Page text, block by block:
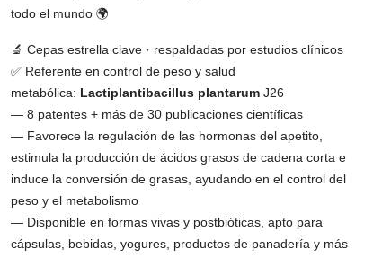
todo el mundo 🌍
🔬 Cepas estrella clave · respaldadas por estudios clínicos
✅ Referente en control de peso y salud
metabólica: Lactiplantibacillus plantarum J26
— 8 patentes + más de 30 publicaciones científicas
— Favorece la regulación de las hormonas del apetito,
estimula la producción de ácidos grasos de cadena corta e
induce la conversión de grasas, ayudando en el control del
peso y el metabolismo
— Disponible en formas vivas y postbióticas, apto para
cápsulas, bebidas, yogures, productos de panadería y más